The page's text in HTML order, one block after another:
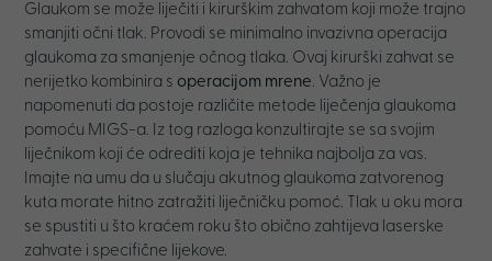
Glaukom se može liječiti i kirurškim zahvatom koji može trajno
smanjiti očni tlak. Provodi se minimalno invazivna operacija
glaukoma za smanjenje očnog tlaka. Ovaj kirurški zahvat se
nerijetko kombinira s operacijom mrene. Važno je
napomenuti da postoje različite metode liječenja glaukoma
pomoću MIGS-a. Iz tog razloga konzultirajte se sa svojim
liječnikom koji će odrediti koja je tehnika najbolja za vas.
Imajte na umu da u slučaju akutnog glaukoma zatvorenog
kuta morate hitno zatražiti liječničku pomoć. Tlak u oku mora
se spustiti u što kraćem roku što obično zahtijeva laserske
zahvate i specifične lijekove.